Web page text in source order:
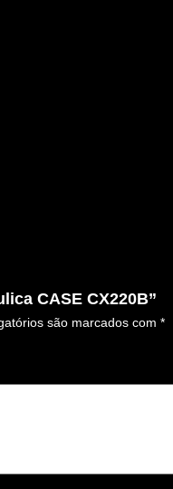
CASE CX220B”
são marcados com *